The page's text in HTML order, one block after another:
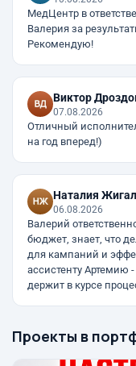
МедЦентр в
Валерия за
Рекомендую!
Виктор
07.08.2026
Отличный
на год вперед!)
Наталия
06.08.2026
Валерий
бюджет, знает, что
для кампаний и
ассистенту Артемию
держит в курсе
Проекты в